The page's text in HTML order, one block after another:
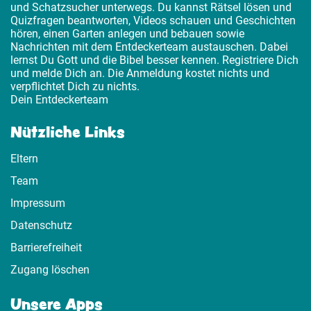
und Schatzsucher unterwegs. Du kannst Rätsel lösen und
Quizfragen beantworten, Videos schauen und Geschichten
hören, einen Garten anlegen und bebauen sowie
Nachrichten mit dem Entdeckerteam austauschen. Dabei
lernst Du Gott und die Bibel besser kennen. Registriere Dich
und melde Dich an. Die Anmeldung kostet nichts und
verpflichtet Dich zu nichts.
Dein Entdeckerteam
Nützliche Links
Eltern
Team
Impressum
Datenschutz
Barrierefreiheit
Zugang löschen
Unsere Apps